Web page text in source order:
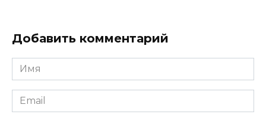
Добавить комментарий
Имя
*
Email
*